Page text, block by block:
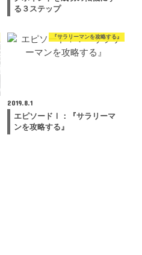
る３ステップ
『サラリーマンを攻略する』
2019.8.1
エピソードⅠ：『サラリーマ
ンを攻略する』